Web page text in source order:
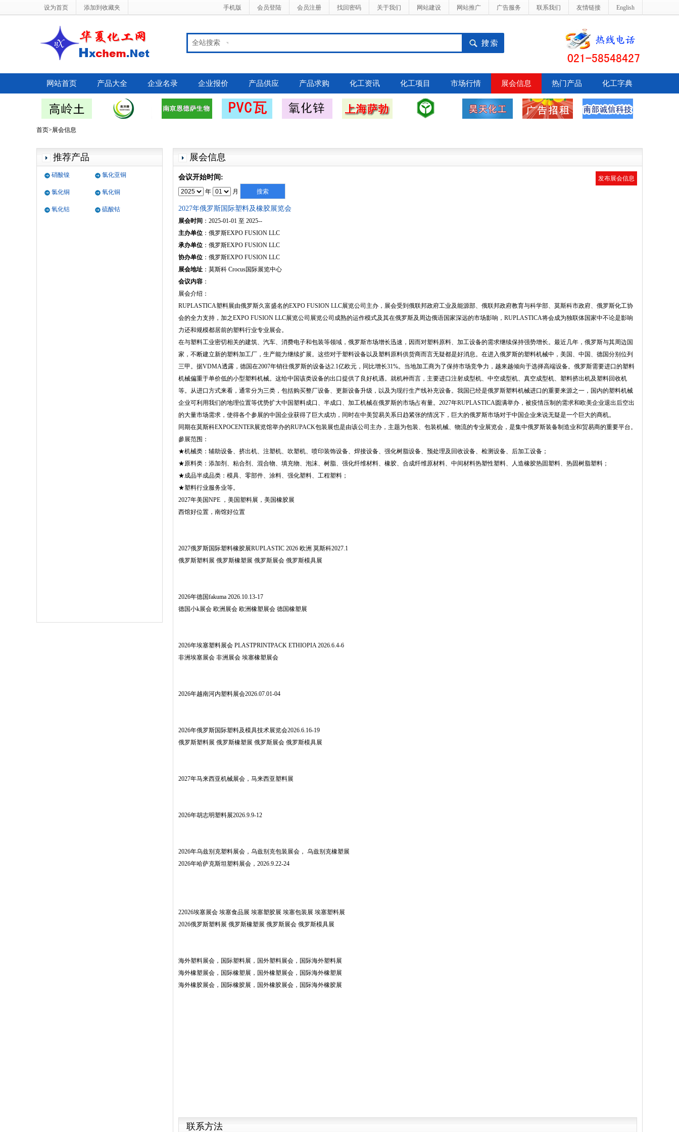
设为首页 添加到收藏夹 手机版 会员登陆 会员注册 找回密码 关于我们 网站建设 网站推广 广告服务 联系我们 友情链接 English
全站搜索
网站首页 产品大全 企业名录 企业报价 产品供应 产品求购 化工资讯 化工项目 市场行情 展会信息 热门产品 化工字典
首页>展会信息
推荐产品
硝酸镍 氯化亚铜
氯化铜 氧化铜
氧化钴 硫酸钴
展会信息
发布展会信息
会议开始时间:
年 月
2027年俄罗斯国际塑料及橡胶展览会
展会时间 ：2025-01-01 至 2025--
主办单位 ：俄罗斯EXPO FUSION LLC
承办单位 ：俄罗斯EXPO FUSION LLC
协办单位 ：俄罗斯EXPO FUSION LLC
展会地址 ：莫斯科 Crocus国际展览中心
会议内容 ：
展会介绍：
RUPLASTICA塑料展由俄罗斯久富盛名的EXPO FUSION LLC展览公司主办，展会受到俄联邦政府工业及能源部、俄联邦政府教育与科学部、莫斯科市政府、俄罗斯化工协
会的全力支持，加之EXPO FUSION LLC展览公司展览公司成熟的运作模式及其在俄罗斯及周边俄语国家深远的市场影响，RUPLASTICA将会成为独联体国家中不论是影响
力还和规模都居前的塑料行业专业展会。
在与塑料工业密切相关的建筑、汽车、消费电子和包装等领域，俄罗斯市场增长迅速，因而对塑料原料、加工设备的需求继续保持强势增长。最近几年，俄罗斯与其周边国
家，不断建立新的塑料加工厂，生产能力继续扩展。这些对于塑料设备以及塑料原料供货商而言无疑都是好消息。在进入俄罗斯的塑料机械中，美国、中国、德国分别位列
三甲。据VDMA透露，德国在2007年销往俄罗斯的设备达2.1亿欧元，同比增长31%。当地加工商为了保持市场竞争力，越来越倾向于选择高端设备。俄罗斯需要进口的塑料
机械偏重于单价低的小型塑料机械。这给中国该类设备的出口提供了良好机遇。就机种而言，主要进口注射成型机、中空成型机、真空成型机、塑料挤出机及塑料回收机
等。从进口方式来看，通常分为三类，包括购买整厂设备、更新设备升级，以及为现行生产线补充设备。我国已经是俄罗斯塑料机械进口的重要来源之一，国内的塑料机械
企业可利用我们的地理位置等优势扩大中国塑料成口、半成口、加工机械在俄罗斯的市场占有量。2027年RUPLASTICA圆满举办，被疫情压制的需求和欧美企业退出后空出
的大量市场需求，使得各个参展的中国企业获得了巨大成功，同时在中美贸易关系日趋紧张的情况下，巨大的俄罗斯市场对于中国企业来说无疑是一个巨大的商机。
同期在莫斯科EXPOCENTER展览馆举办的RUPACK包装展也是由该公司主办，主题为包装、包装机械、物流的专业展览会，是集中俄罗斯装备制造业和贸易商的重要平台。
參展范围：
★机械类：辅助设备、挤出机、注塑机、吹塑机、喷印装饰设备、焊接设备、强化树脂设备、预处理及回收设备、检测设备、后加工设备；
★原料类：添加剂、粘合剂、混合物、填充物、泡沫、树脂、强化纤维材料、橡胶、合成纤维原材料、中间材料热塑性塑料、人造橡胶热固塑料、热固树脂塑料；
★成品半成品类：模具、零部件、涂料、强化塑料、工程塑料；
★塑料行业服务业等。
2027年美国NPE ，美国塑料展，美国橡胶展
西馆好位置，南馆好位置
2027俄罗斯国际塑料橡胶展RUPLASTIC 2026 欧洲 莫斯科2027.1
俄罗斯塑料展 俄罗斯橡塑展 俄罗斯展会 俄罗斯模具展
2026年德国fakuma 2026.10.13-17
德国小k展会 欧洲展会 欧洲橡塑展会 德国橡塑展
2026年埃塞塑料展会 PLASTPRINTPACK ETHIOPIA 2026.6.4-6
非洲埃塞展会 非洲展会 埃塞橡塑展会
2026年越南河内塑料展会2026.07.01-04
2026年俄罗斯国际塑料及模具技术展览会2026.6.16-19
俄罗斯塑料展 俄罗斯橡塑展 俄罗斯展会 俄罗斯模具展
2027年马来西亚机械展会，马来西亚塑料展
2026年胡志明塑料展2026.9.9-12
2026年乌兹别克塑料展会，乌兹别克包装展会， 乌兹别克橡塑展
2026年哈萨克斯坦塑料展会，2026.9.22-24
22026埃塞展会 埃塞食品展 埃塞塑胶展 埃塞包装展 埃塞塑料展
2026俄罗斯塑料展 俄罗斯橡塑展 俄罗斯展会 俄罗斯模具展
海外塑料展会，国际塑料展，国外塑料展会，国际海外塑料展
海外橡塑展会，国际橡塑展，国外橡塑展会，国际海外橡塑展
海外橡胶展会，国际橡胶展，国外橡胶展会，国际海外橡胶展
联系方法